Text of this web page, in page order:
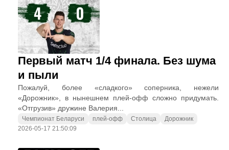
Первый матч 1/4 финала. Без шума
и пыли
Пожалуй, более «сладкого» соперника, нежели
«Дорожник», в нынешнем плей-офф сложно придумать.
«Отгрузив» дружине Валерия...
Чемпионат Беларуси плей-офф Столица
Дорожник
2026-05-17 21:50:09